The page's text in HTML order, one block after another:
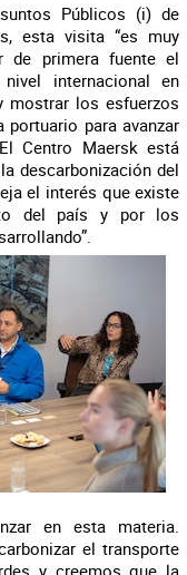
Públicos (i) de
esta visita “es muy
de primera fuente el
internacional en
mostrar los esfuerzos
para avanzar
Centro Maersk está
descarbonización del
el interés que existe
del país y por los
en esta materia.
el transporte
y creemos que la